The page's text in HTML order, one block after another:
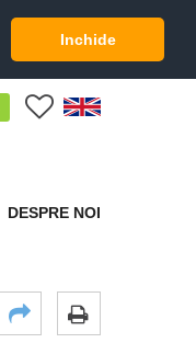
Inchide
DESPRE NOI